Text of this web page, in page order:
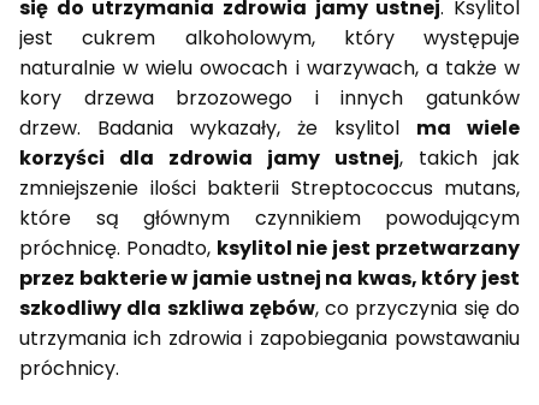
się do utrzymania zdrowia jamy ustnej. Ksylitol
jest cukrem alkoholowym, który występuje
naturalnie w wielu owocach i warzywach, a także w
kory drzewa brzozowego i innych gatunków
drzew. Badania wykazały, że ksylitol ma wiele
korzyści dla zdrowia jamy ustnej, takich jak
zmniejszenie ilości bakterii Streptococcus mutans,
które są głównym czynnikiem powodującym
próchnicę. Ponadto, ksylitol nie jest przetwarzany
przez bakterie w jamie ustnej na kwas, który jest
szkodliwy dla szkliwa zębów, co przyczynia się do
utrzymania ich zdrowia i zapobiegania powstawaniu
próchnicy.